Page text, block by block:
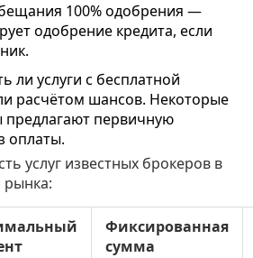
100% одобрения —
одобрение кредита, если
ли услуги с бесплатной
расчётом шансов. Некоторые
предлагают первичную
оплаты.
услуг известных брокеров в
Фиксированная
сумма